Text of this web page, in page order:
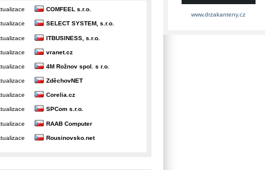
COMFEEL s.r.o.
SELECT SYSTEM, s.r.o.
ITBUSINESS, s.r.o.
vranet.cz
4M Rožnov spol. s r.o.
ZděchovNET
Corelia.cz
SPCom s.r.o.
RAAB Computer
Rousinovsko.net
www.drzakanteny.cz